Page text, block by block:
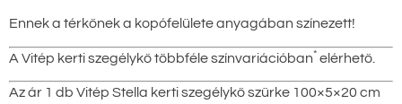
Ennek a térkőnek a kopófelülete anyagában színezett!
A Vitép kerti szegélykő többféle színvariációban* elérhető.
Az ár 1 db Vitép Stella kerti szegélykő szürke 100×5×20 cm